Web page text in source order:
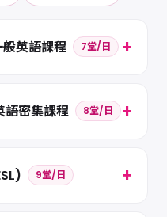
英語課程 7堂/日
密集課程 8堂/日
9堂/日